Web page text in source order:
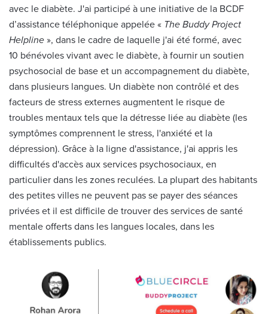
avec le diabète. J'ai participé à une initiative de la BCDF
d’assistance téléphonique appelée « The Buddy Project
Helpline », dans le cadre de laquelle j'ai été formé, avec
10 bénévoles vivant avec le diabète, à fournir un soutien
psychosocial de base et un accompagnement du diabète,
dans plusieurs langues. Un diabète non contrôlé et des
facteurs de stress externes augmentent le risque de
troubles mentaux tels que la détresse liée au diabète (les
symptômes comprennent le stress, l'anxiété et la
dépression). Grâce à la ligne d'assistance, j'ai appris les
difficultés d'accès aux services psychosociaux, en
particulier dans les zones reculées. La plupart des habitants
des petites villes ne peuvent pas se payer des séances
privées et il est difficile de trouver des services de santé
mentale offerts dans les langues locales, dans les
établissements publics.